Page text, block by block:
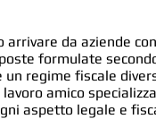
da aziende
formulate
regime fiscale
amico
aspetto legale e